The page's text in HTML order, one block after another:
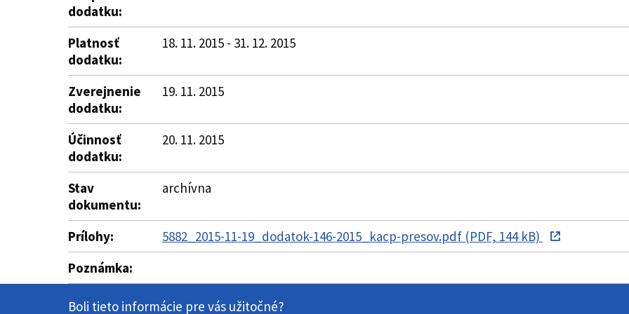
dodatku:
Platnosť
dodatku:
18. 11. 2015 - 31. 12. 2015
Zverejnenie
dodatku:
19. 11. 2015
Účinnosť
dodatku:
20. 11. 2015
Stav
dokumentu:
archívna
Prílohy:
5882_2015-11-19_dodatok-146-2015_kacp-presov.pdf (PDF, 144 kB)
Poznámka:
Boli tieto informácie pre vás užitočné?